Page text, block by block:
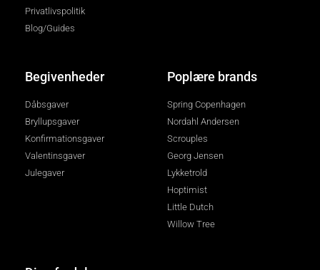
Privatlivspolitik
Blog/Guides
Begivenheder
Dåbsgaver
Bryllupsgaver
Konfirmationsgaver
Valentinsgaver
Julegaver
Poplære brands
Spring Copenhagen
Nordahl Andersen
Scrouples
Georg Jensen
Lykketrold
Hoptimist
Little Dutch
Willow Tree